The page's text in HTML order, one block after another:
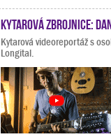
Kytarová zbrojnice:
Kytarová videoreportáž s
Longital.